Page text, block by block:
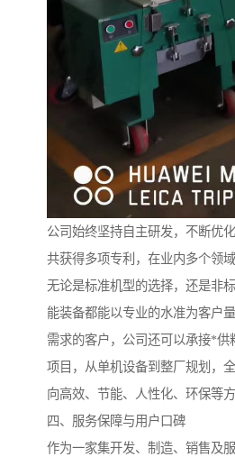
公司始终坚持自主研发，不断优
共获得多项专利，在业内多个领
无论是标准机型的选择，还是非
能装备都能以专业的水准为客户
需求的客户，公司还可以承接*
项目，从单机设备到整厂规划，
向高效、节能、人性化、环保等方
四、服务保障与用户口碑
作为一家集开发、制造、销售及